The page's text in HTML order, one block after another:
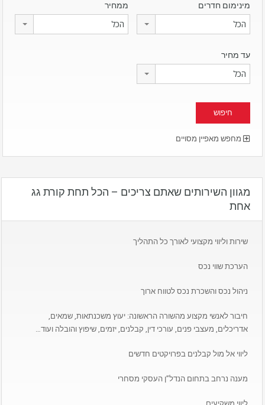
מינימום חדרים
הכל
ממחיר
הכל
עד מחיר
הכל
מחפש מאפיין מסויים
מגוון השירותים שאתם צריכים – הכל תחת קורת גג
אחת
שירות וליווי מקצועי לאורך כל התהליך
הערכת שווי נכס
ניהול נכס והשכרת נכס לטווח ארוך
חיבור לאנשי מקצוע מהשורה הראשונה: יעוץ משכנתאות, שמאים,
אדריכלים, מעצבי פנים, עורכי דין, קבלנים, יזמים, שיפוץ והובלה ועוד…
ליווי אל מול קבלנים בפרויקטים חדשים
מענה נרחב בתחום הנדל”ן העסקי מסחרי